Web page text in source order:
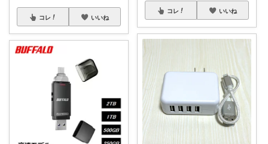
コレ いいね
コレ いいね